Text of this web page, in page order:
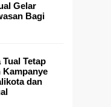
Gelar
Bagi
Tetap
dan